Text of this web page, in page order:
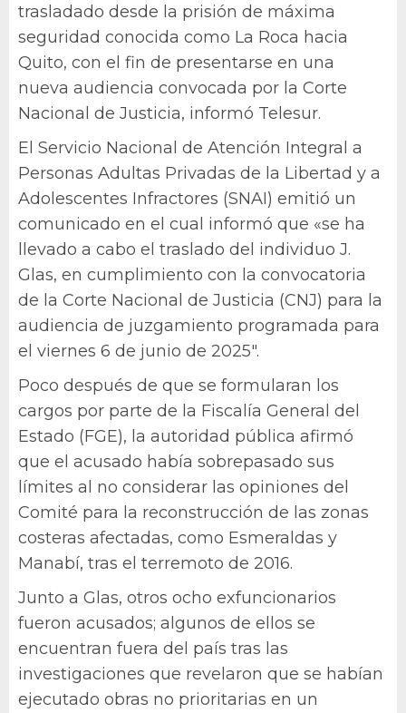
trasladado desde la prisión de máxima
seguridad conocida como La Roca hacia
Quito, con el fin de presentarse en una
nueva audiencia convocada por la Corte
Nacional de Justicia, informó Telesur.
El Servicio Nacional de Atención Integral a
Personas Adultas Privadas de la Libertad y a
Adolescentes Infractores (SNAI) emitió un
comunicado en el cual informó que «se ha
llevado a cabo el traslado del individuo J.
Glas, en cumplimiento con la convocatoria
de la Corte Nacional de Justicia (CNJ) para la
audiencia de juzgamiento programada para
el viernes 6 de junio de 2025″.
Poco después de que se formularan los
cargos por parte de la Fiscalía General del
Estado (FGE), la autoridad pública afirmó
que el acusado había sobrepasado sus
límites al no considerar las opiniones del
Comité para la reconstrucción de las zonas
costeras afectadas, como Esmeraldas y
Manabí, tras el terremoto de 2016.
Junto a Glas, otros ocho exfuncionarios
fueron acusados; algunos de ellos se
encuentran fuera del país tras las
investigaciones que revelaron que se habían
ejecutado obras no prioritarias en un